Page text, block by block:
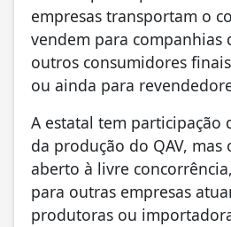
empresas transportam o
vendem para companhias
outros consumidores
ou ainda para
A estatal tem participação
da produção do QAV, mas
aberto à livre
para outras empresas
produtoras ou